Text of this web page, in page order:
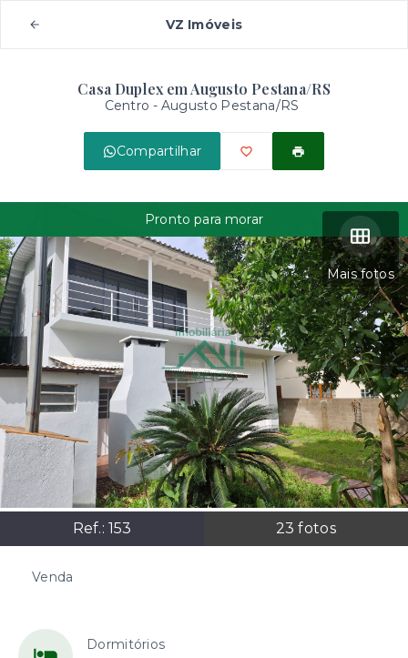
VZ Imóveis
Casa Duplex em Augusto Pestana/RS
Centro - Augusto Pestana/RS
Compartilhar
Mais fotos
Ref.: 153 23 fotos
Pronto para morar
Venda
Dormitórios